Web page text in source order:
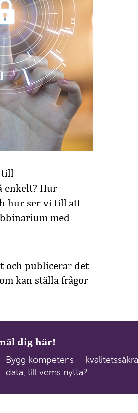
till
enkelt? Hur
hur ser vi till att
med
och publicerar det
kan ställa frågor
dig här!
Bygg kompetens – kvalitetssäkra
data, till vems nytta?